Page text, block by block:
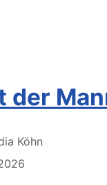
der
Köhn